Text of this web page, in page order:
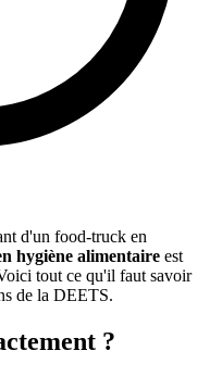
d'un food-truck en
hygiène alimentaire est
tout ce qu'il faut savoir
de la DEETS.
?